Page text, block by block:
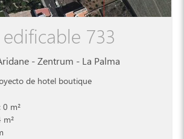
733
- Zentrum - La Palma
de hotel boutique
0 m²
m²